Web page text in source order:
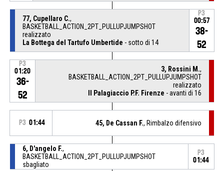
77, Cupellaro C.,
BASKETBALL_ACTION_2PT_PULLUPJUMPSHOT
realizzato
La Bottega del Tartufo Umbertide - sotto di 14
P3
00:57
38-
52
P3
01:20
36-
52
3, Rossini M.,
BASKETBALL_ACTION_2PT_PULLUPJUMPSHOT
realizzato
Il Palagiaccio P.F. Firenze - avanti di 16
P3 01:44 45, De Cassan F., Rimbalzo difensivo
6, D'angelo F.,
BASKETBALL_ACTION_2PT_PULLUPJUMPSHOT
sbagliato
P3
01:44